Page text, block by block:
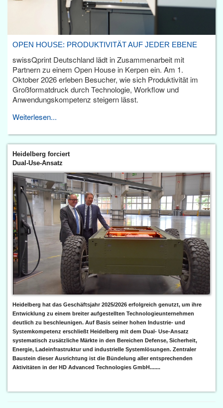
OPEN HOUSE: PRODUKTIVITÄT AUF JEDER EBENE
swissQprint Deutschland lädt in Zusammenarbeit mit
Partnern zu einem Open House in Kerpen ein. Am 1.
Oktober 2026 erleben Besucher, wie sich Produktivität im
Großformatdruck durch Technologie, Workflow und
Anwendungskompetenz steigern lässt.
Weiterlesen...
Heidelberg forciert
Dual-Use-Ansatz
Heidelberg hat das Geschäftsjahr 2025/2026 erfolgreich genutzt, um ihre
Entwicklung zu einem breiter aufgestellten Technologieunternehmen
deutlich zu beschleunigen. Auf Basis seiner hohen Industrie- und
Systemkompetenz erschließt Heidelberg mit dem Dual- Use-Ansatz
systematisch zusätzliche Märkte in den Bereichen Defense, Sicherheit,
Energie, Ladeinfrastruktur und industrielle Systemlösungen. Zentraler
Baustein dieser Ausrichtung ist die Bündelung aller entsprechenden
Aktivitäten in der HD Advanced Technologies GmbH.......